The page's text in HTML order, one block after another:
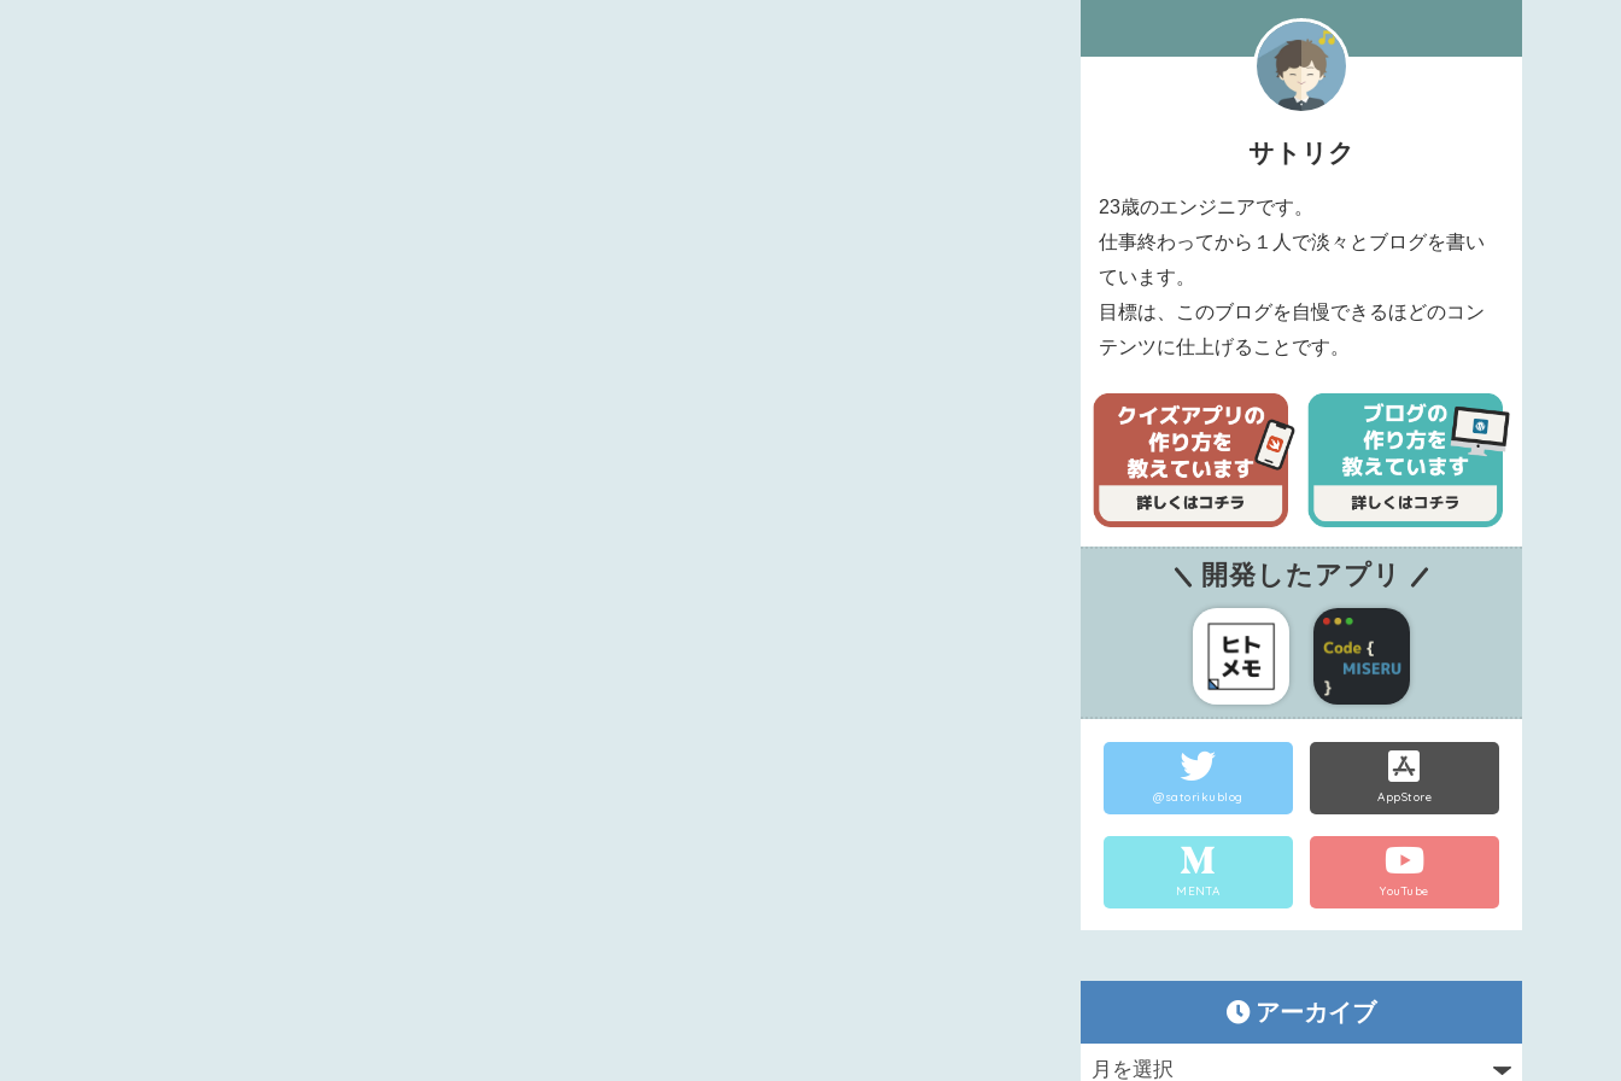
サトリク
23歳のエンジニアです。
仕事終わってから１人で淡々とブログを書い
ています。
目標は、このブログを自慢できるほどのコン
テンツに仕上げることです。
開発したアプリ
@satorikublog AppStore
MENTA YouTube
アーカイブ